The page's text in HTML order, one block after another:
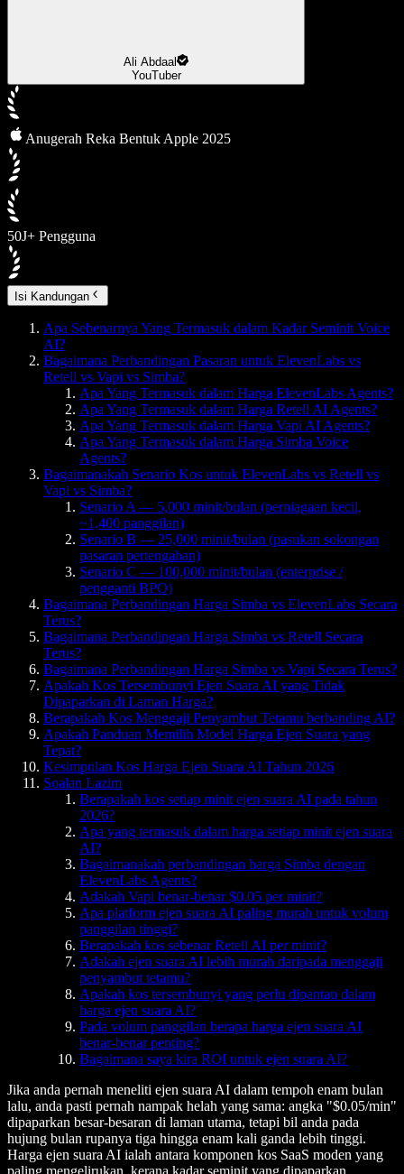
Ali Abdaal
YouTuber
Anugerah Reka Bentuk Apple 2025
50J+ Pengguna
Isi Kandungan
Apa Sebenarnya Yang Termasuk dalam Kadar Seminit Voice
AI?
Bagaimana Perbandingan Pasaran untuk ElevenLabs vs
Retell vs Vapi vs Simba?
Apa Yang Termasuk dalam Harga ElevenLabs Agents?
Apa Yang Termasuk dalam Harga Retell AI Agents?
Apa Yang Termasuk dalam Harga Vapi AI Agents?
Apa Yang Termasuk dalam Harga Simba Voice
Agents?
Bagaimanakah Senario Kos untuk ElevenLabs vs Retell vs
Vapi vs Simba?
Senario A — 5,000 minit/bulan (perniagaan kecil,
~1,400 panggilan)
Senario B — 25,000 minit/bulan (pasukan sokongan
pasaran pertengahan)
Senario C — 100,000 minit/bulan (enterprise /
pengganti BPO)
Bagaimana Perbandingan Harga Simba vs ElevenLabs Secara
Terus?
Bagaimana Perbandingan Harga Simba vs Retell Secara
Terus?
Bagaimana Perbandingan Harga Simba vs Vapi Secara Terus?
Apakah Kos Tersembunyi Ejen Suara AI yang Tidak
Dipaparkan di Laman Harga?
Berapakah Kos Menggaji Penyambut Tetamu berbanding AI?
Apakah Panduan Memilih Model Harga Ejen Suara yang
Tepat?
Kesimpulan Kos Harga Ejen Suara AI Tahun 2026
Soalan Lazim
Berapakah kos setiap minit ejen suara AI pada tahun
2026?
Apa yang termasuk dalam harga setiap minit ejen suara
AI?
Bagaimanakah perbandingan harga Simba dengan
ElevenLabs Agents?
Adakah Vapi benar-benar $0.05 per minit?
Apa platform ejen suara AI paling murah untuk volum
panggilan tinggi?
Berapakah kos sebenar Retell AI per minit?
Adakah ejen suara AI lebih murah daripada menggaji
penyambut tetamu?
Apakah kos tersembunyi yang perlu dipantau dalam
harga ejen suara AI?
Pada volum panggilan berapa harga ejen suara AI
benar-benar penting?
Bagaimana saya kira ROI untuk ejen suara AI?
Jika anda pernah meneliti ejen suara AI dalam tempoh enam bulan
lalu, anda pasti pernah nampak helah yang sama: angka "$0.05/min"
dipaparkan besar-besaran di laman utama, tetapi bil anda pada
hujung bulan rupanya tiga hingga enam kali ganda lebih tinggi.
Harga ejen suara AI ialah antara komponen kos SaaS moden yang
paling mengelirukan, kerana kadar seminit yang dipaparkan